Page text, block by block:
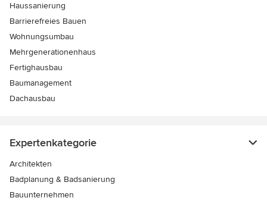
Haussanierung
Barrierefreies Bauen
Wohnungsumbau
Mehrgenerationenhaus
Fertighausbau
Baumanagement
Dachausbau
Expertenkategorie
Architekten
Badplanung & Badsanierung
Bauunternehmen